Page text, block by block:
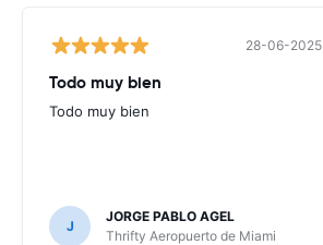
28-06-2025
Todo muy bien
Todo muy bien
J
JORGE PABLO AGEL
Thrifty Aeropuerto de Miami